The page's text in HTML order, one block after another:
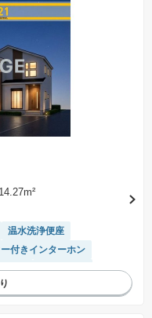
る時、そのプラン例は特定の建築請
りません。
請負契約が、一定期間内に成立する
請負契約成立に向けて設計プランを
議をするために必要な相当の期間の
実現できたかどうかにより結論を出
。納得のいくプランが出来ず、建築請
地契約にかかった代金（土地代金、
ます。
総額表示」で統一しています。
除いた建物価格」と「土地価格」の
時にかかる費用を表示しています。
分な確認をしていただくようにお願い
温水洗浄便座
付きインターホン
チン
陽当り良好